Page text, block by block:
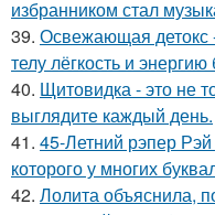
избранником стал
39. Освежающая детокс
телу лёгкость и
40. Щитовидка - это не
выглядите каждый день.
41. 45-Летний рэпер
которого у многих
42. Лолита объяснила,